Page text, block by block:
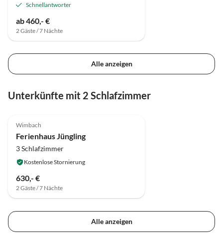
Schnellantworter
ab 460,- €
2 Gäste / 7 Nächte
Alle anzeigen
Unterkünfte mit 2 Schlafzimmer
Wimbach
Ferienhaus Jüngling
3 Schlafzimmer
Kostenlose Stornierung
630,- €
2 Gäste / 7 Nächte
Alle anzeigen